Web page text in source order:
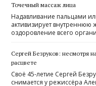
Точечный массаж лица
Надавливание пальцами
активизирует
оздоровление всего
Сергей ­Безруков: несмотря
расцвете
Своё 45-летие Сергей
снимается у режиссёра